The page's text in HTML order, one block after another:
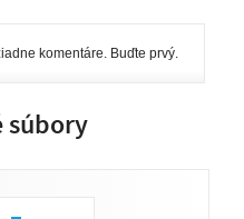
komentáre. Buďte prvý.
súbory